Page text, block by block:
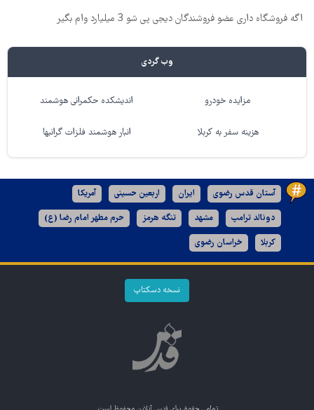
اگه فروشگاه داری عضو فروشندگان دیجی پی شو 3 میلیارد وام بگیر
وب گردی
مزایده خودرو اندیشکده حکمرانی هوشمند
هزینه سفر به کربلا انبار هوشمند فلزات گرانبها
آستان قدس رضوی ایران اربعین حسینی آمریکا
دونالد ترامپ مشهد تنگه هرمز حرم مطهر امام رضا (ع)
کربلا خراسان رضوی
نسخه دسکتاپ